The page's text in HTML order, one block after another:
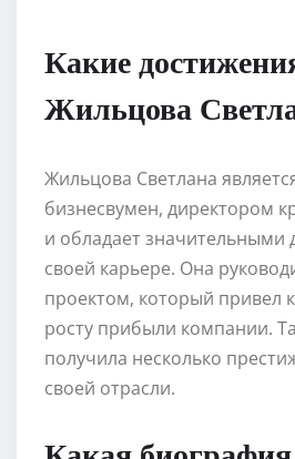
Какие
Жильцова
Жильцова Светлана
бизнесвумен, директором
и обладает значительными
своей карьере. Она
проектом, который привел
росту прибыли компании.
получила несколько
своей отрасли.